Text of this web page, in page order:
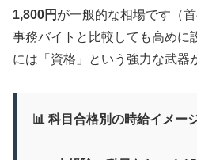
1,800円 が一般的な相場です（
事務バイトと比較しても高めに
には「資格」という強力な武器
📊 科目合格別の時給イメー